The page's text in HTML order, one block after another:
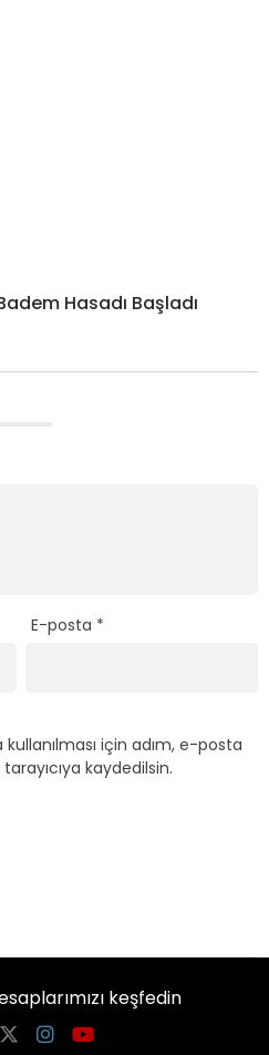
Hasadı Başladı
E-posta *
için adım, e-posta
kaydedilsin.
keşfedin